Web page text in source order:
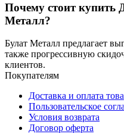
Почему стоит купить
Металл?
Булат Металл предлагает
также прогрессивную
клиентов.
Покупателям
Доставка и оплата
Пользовательское
Условия возврата
Договор оферта